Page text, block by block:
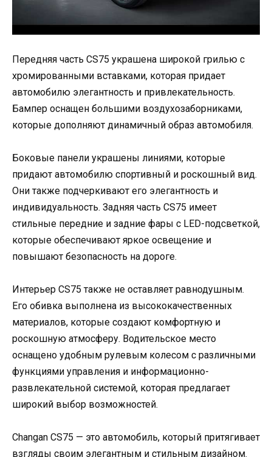
Передняя часть CS75 украшена широкой грилью с
хромированными вставками, которая придает
автомобилю элегантность и привлекательность.
Бампер оснащен большими воздухозаборниками,
которые дополняют динамичный образ автомобиля.
Боковые панели украшены линиями, которые
придают автомобилю спортивный и роскошный вид.
Они также подчеркивают его элегантность и
индивидуальность. Задняя часть CS75 имеет
стильные передние и задние фары с LED-подсветкой,
которые обеспечивают яркое освещение и
повышают безопасность на дороге.
Интерьер CS75 также не оставляет равнодушным.
Его обивка выполнена из высококачественных
материалов, которые создают комфортную и
роскошную атмосферу. Водительское место
оснащено удобным рулевым колесом с различными
функциями управления и информационно-
развлекательной системой, которая предлагает
широкий выбор возможностей.
Changan CS75 — это автомобиль, который притягивает
взгляды своим элегантным и стильным дизайном.